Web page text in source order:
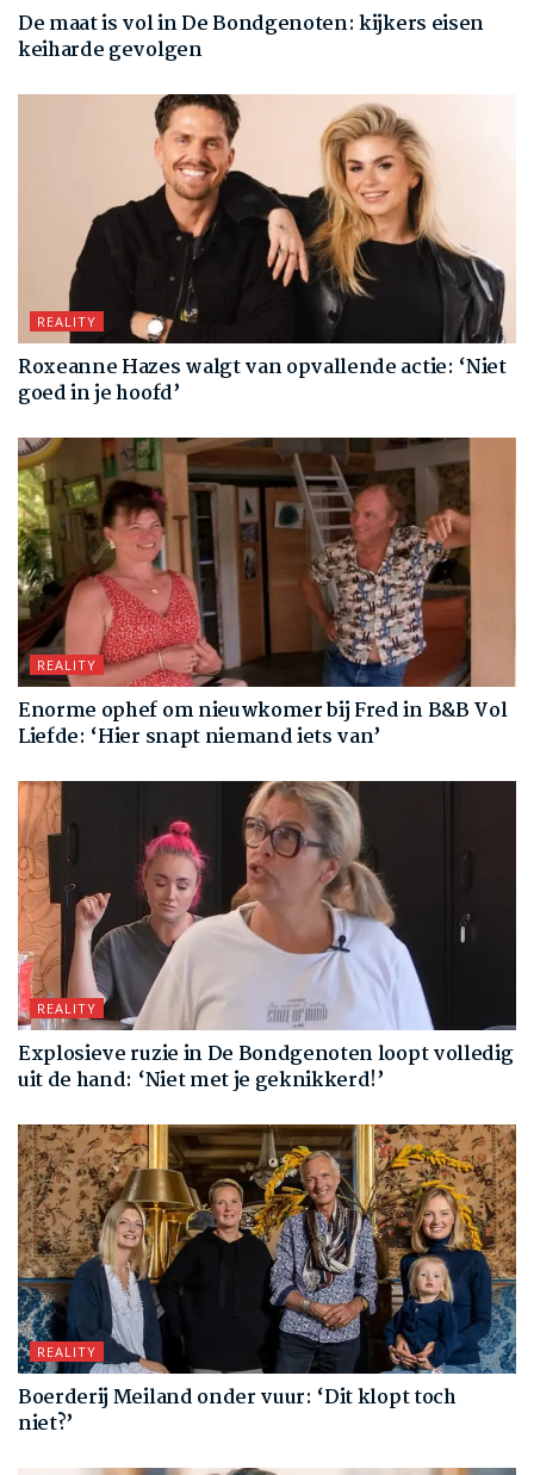
De maat is vol in De Bondgenoten: kijkers eisen
keiharde gevolgen
REALITY
Roxeanne Hazes walgt van opvallende actie: ‘Niet
goed in je hoofd’
REALITY
Enorme ophef om nieuwkomer bij Fred in B&B Vol
Liefde: ‘Hier snapt niemand iets van’
REALITY
Explosieve ruzie in De Bondgenoten loopt volledig
uit de hand: ‘Niet met je geknikkerd!’
REALITY
Boerderij Meiland onder vuur: ‘Dit klopt toch
niet?’